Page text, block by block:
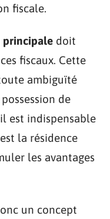
fiscale.
principale doit
fiscaux. Cette
ambiguïté
de
est indispensable
la résidence
les avantages
un concept